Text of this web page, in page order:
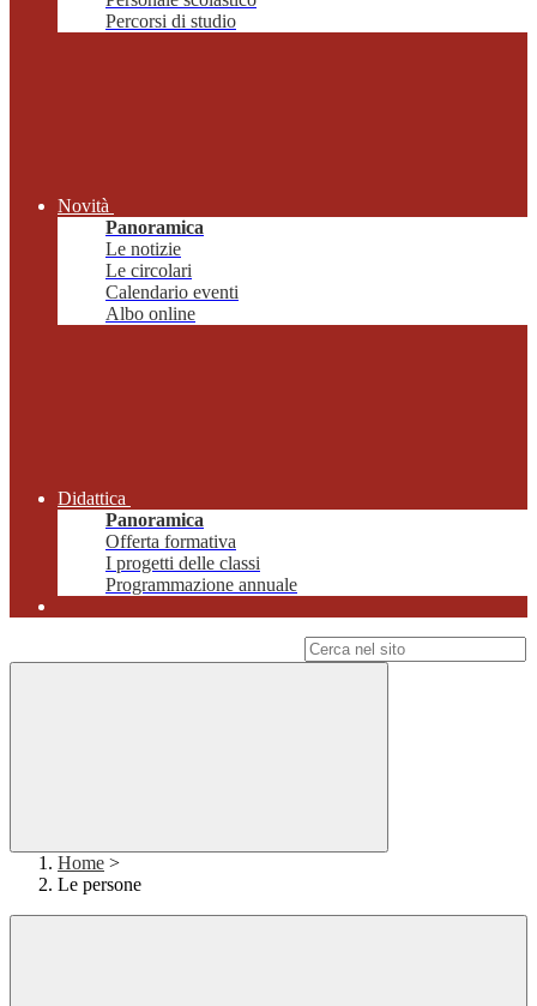
Percorsi di studio
Novità
Panoramica
Le notizie
Le circolari
Calendario eventi
Albo online
Didattica
Panoramica
Offerta formativa
I progetti delle classi
Programmazione annuale
Home >
Le persone